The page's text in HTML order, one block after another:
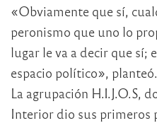
«Obviamente que sí,
peronismo que uno lo
lugar le va a decir que sí;
espacio político», planteó.
La agrupación H.I.J.O.S,
Interior dio sus primeros